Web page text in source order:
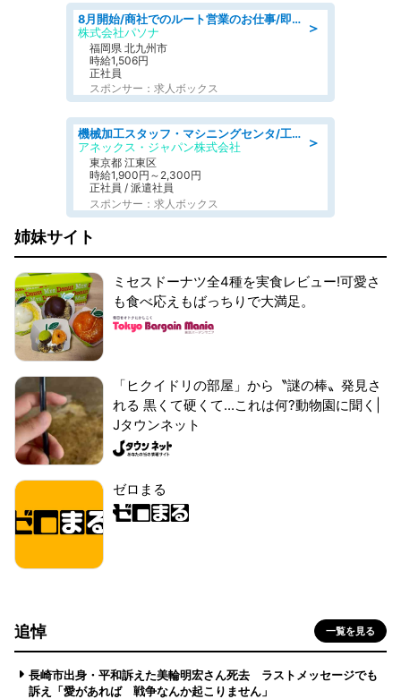
＞
8月開始/商社でのルート営業のお仕事/即日勤務可/車通勤可/営業
株式会社パソナ
福岡県 北九州市
時給1,506円
正社員
スポンサー：求人ボックス
＞
機械加工スタッフ・マシニングセンタ/工業系卒歓迎/未経験OK/年間休日125日/残業が少ない/ブランクOK
アネックス・ジャパン株式会社
東京都 江東区
時給1,900円～2,300円
正社員 / 派遣社員
スポンサー：求人ボックス
姉妹サイト
ミセスドーナツ全4種を実食レビュー!可愛さ
も食べ応えもばっちりで大満足。
「ヒクイドリの部屋」から〝謎の棒〟発見さ
れる 黒くて硬くて...これは何?動物園に聞く|
Jタウンネット
ゼロまる
追悼 一覧を見る
長崎市出身・平和訴えた美輪明宏さん死去 ラストメッセージでも
訴え「愛があれば 戦争なんか起こりません」